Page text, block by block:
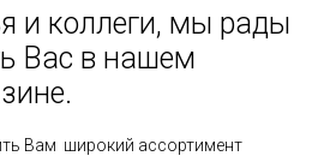
и коллеги, мы рады
Вас в нашем
Вам широкий ассортимент